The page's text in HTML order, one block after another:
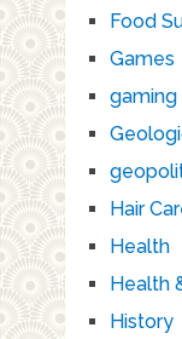
Food
Games
gaming
Hair
Health
Health
History